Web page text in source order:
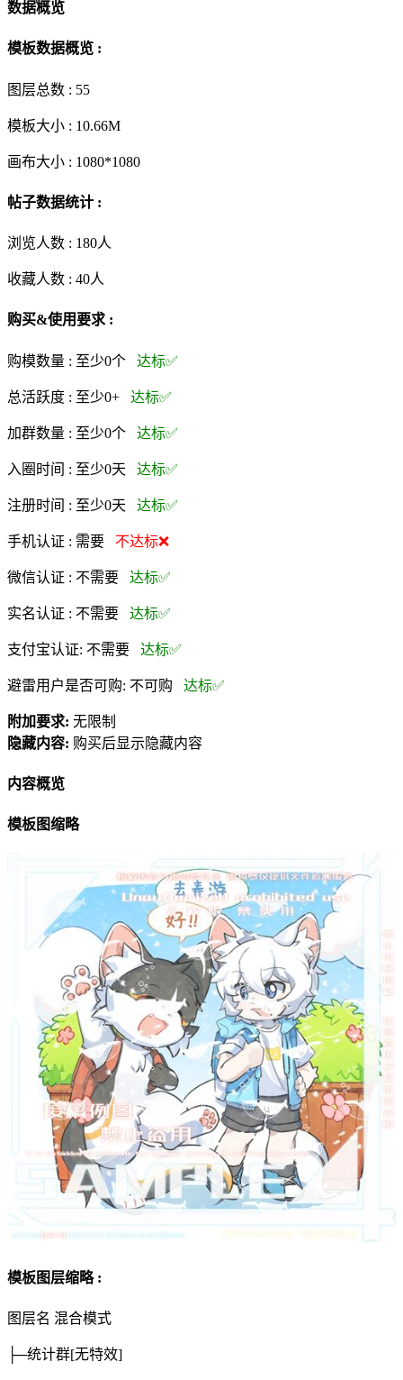
数据概览
模板数据概览 :
图层总数 : 55
模板大小 : 10.66M
画布大小 : 1080*1080
帖子数据统计 :
浏览人数 : 180人
收藏人数 : 40人
购买&使用要求 :
购模数量 : 至少0个 达标✅
总活跃度 : 至少0+ 达标✅
加群数量 : 至少0个 达标✅
入圈时间 : 至少0天 达标✅
注册时间 : 至少0天 达标✅
手机认证 : 需要 不达标❌
微信认证 : 不需要 达标✅
实名认证 : 不需要 达标✅
支付宝认证: 不需要 达标✅
避雷用户是否可购: 不可购 达标✅
附加要求: 无限制
隐藏内容: 购买后显示隐藏内容
内容概览
模板图缩略
模板图层缩略 :
图层名 混合模式
├─统计群[无特效]